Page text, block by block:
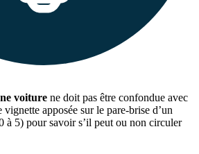
voiture ne doit pas être confondue avec
apposée sur le pare-brise d’un
à 5) pour savoir s’il peut ou non circuler